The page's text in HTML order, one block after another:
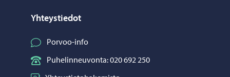
Yhteystiedot
Porvoo-info
Puhelinneuvonta: 020 692 250